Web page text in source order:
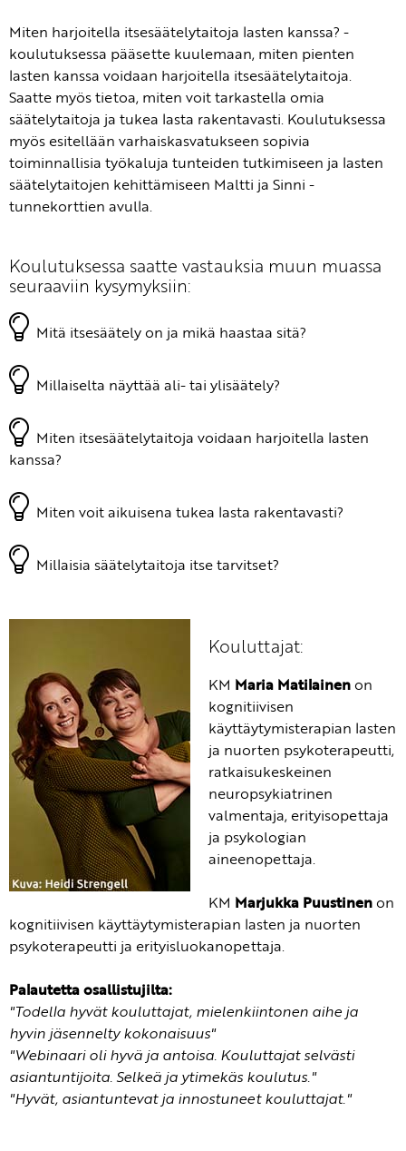
Miten harjoitella itsesäätelytaitoja lasten kanssa? -
koulutuksessa pääsette kuulemaan, miten pienten
lasten kanssa voidaan harjoitella itsesäätelytaitoja.
Saatte myös tietoa, miten voit tarkastella omia
säätelytaitoja ja tukea lasta rakentavasti. Koulutuksessa
myös esitellään varhaiskasvatukseen sopivia
toiminnallisia työkaluja tunteiden tutkimiseen ja lasten
säätelytaitojen kehittämiseen Maltti ja Sinni -
tunnekorttien avulla.
Koulutuksessa saatte vastauksia muun muassa
seuraaviin kysymyksiin:
Mitä itsesäätely on ja mikä haastaa sitä?
Millaiselta näyttää ali- tai ylisäätely?
Miten itsesäätelytaitoja voidaan harjoitella lasten
kanssa?
Miten voit aikuisena tukea lasta rakentavasti?
Millaisia säätelytaitoja itse tarvitset?
Kouluttajat:
KM Maria Matilainen on
kognitiivisen
käyttäytymisterapian lasten
ja nuorten psykoterapeutti,
ratkaisukeskeinen
neuropsykiatrinen
valmentaja, erityisopettaja
ja psykologian
aineenopettaja.
KM Marjukka Puustinen on
kognitiivisen käyttäytymisterapian lasten ja nuorten
psykoterapeutti ja erityisluokanopettaja.
Palautetta osallistujilta:
"Todella hyvät kouluttajat, mielenkiintonen aihe ja
hyvin jäsennelty kokonaisuus"
"Webinaari oli hyvä ja antoisa. Kouluttajat selvästi
asiantuntijoita. Selkeä ja ytimekäs koulutus."
"Hyvät, asiantuntevat ja innostuneet kouluttajat."